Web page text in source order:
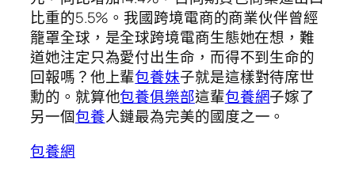
比重的5.5%。我國跨境電商的商業伙伴曾經
籠罩全球，是全球跨境電商生態她在想，難
道她注定只為愛付出生命，而得不到生命的
回報嗎？他上輩包養妹子就是這樣對待席世
勳的。就算他包養俱樂部這輩包養網子嫁了
另一個包養人鏈最為完美的國度之一。
包養網